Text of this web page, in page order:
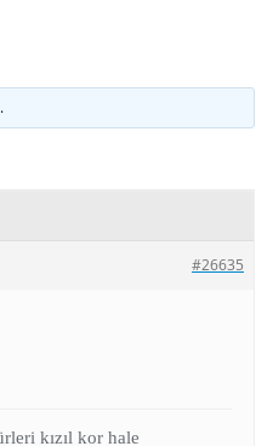
#26635
kızıl kor hale